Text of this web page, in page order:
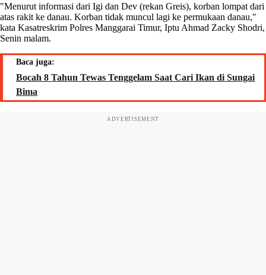
"Menurut informasi dari Igi dan Dev (rekan Greis), korban lompat dari
atas rakit ke danau. Korban tidak muncul lagi ke permukaan danau,"
kata Kasatreskrim Polres Manggarai Timur, Iptu Ahmad Zacky Shodri,
Senin malam.
Baca juga:
Bocah 8 Tahun Tewas Tenggelam Saat Cari Ikan di Sungai
Bima
ADVERTISEMENT